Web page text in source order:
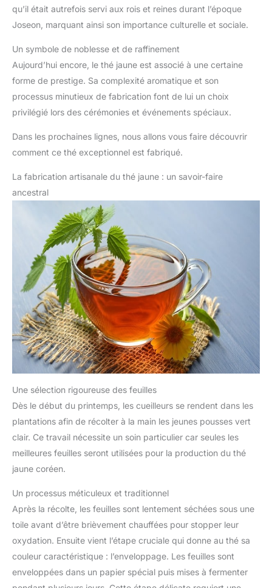
qu’il était autrefois servi aux rois et reines durant l’époque
Joseon, marquant ainsi son importance culturelle et sociale.
Un symbole de noblesse et de raffinement
Aujourd’hui encore, le thé jaune est associé à une certaine
forme de prestige. Sa complexité aromatique et son
processus minutieux de fabrication font de lui un choix
privilégié lors des cérémonies et événements spéciaux.
Dans les prochaines lignes, nous allons vous faire découvrir
comment ce thé exceptionnel est fabriqué.
La fabrication artisanale du thé jaune : un savoir-faire
ancestral
Une sélection rigoureuse des feuilles
Dès le début du printemps, les cueilleurs se rendent dans les
plantations afin de récolter à la main les jeunes pousses vert
clair. Ce travail nécessite un soin particulier car seules les
meilleures feuilles seront utilisées pour la production du thé
jaune coréen.
Un processus méticuleux et traditionnel
Après la récolte, les feuilles sont lentement séchées sous une
toile avant d’être brièvement chauffées pour stopper leur
oxydation. Ensuite vient l’étape cruciale qui donne au thé sa
couleur caractéristique : l’enveloppage. Les feuilles sont
enveloppées dans un papier spécial puis mises à fermenter